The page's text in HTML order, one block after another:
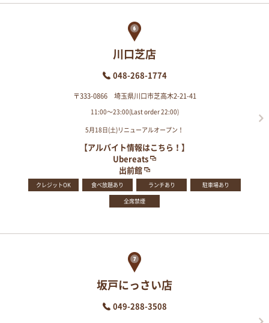
川口芝店
048-268-1774
〒333-0866 埼玉県川口市芝高木2-21-41
11:00～23:00(Last order 22:00)
5月18日(土)リニューアルオープン！
【アルバイト情報はこちら！】
Ubereats
出前館
クレジットOK 食べ放題あり ランチあり 駐車場あり
全席禁煙
坂戸にっさい店
049-288-3508